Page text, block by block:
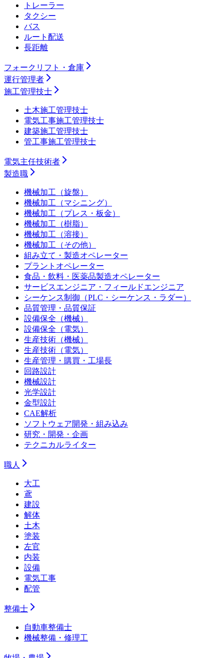
トレーラー
タクシー
バス
ルート配送
長距離
フォークリフト・倉庫
運行管理者
施工管理技士
土木施工管理技士
電気工事施工管理技士
建築施工管理技士
管工事施工管理技士
電気主任技術者
製造職
機械加工（旋盤）
機械加工（マシニング）
機械加工（プレス・板金）
機械加工（樹脂）
機械加工（溶接）
機械加工（その他）
組み立て・製造オペレーター
プラントオペレーター
食品・飲料・医薬品製造オペレーター
サービスエンジニア・フィールドエンジニア
シーケンス制御（PLC・シーケンス・ラダー）
品質管理・品質保証
設備保全（機械）
設備保全（電気）
生産技術（機械）
生産技術（電気）
生産管理・購買・工場長
回路設計
機械設計
光学設計
金型設計
CAE解析
ソフトウェア開発・組み込み
研究・開発・企画
テクニカルライター
職人
大工
鳶
建設
解体
土木
塗装
左官
内装
設備
電気工事
配管
整備士
自動車整備士
機械整備・修理工